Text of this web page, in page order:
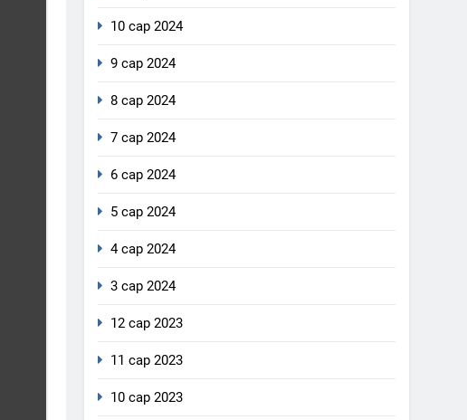
10 сар 2024
9 сар 2024
8 сар 2024
7 сар 2024
6 сар 2024
5 сар 2024
4 сар 2024
3 сар 2024
12 сар 2023
11 сар 2023
10 сар 2023